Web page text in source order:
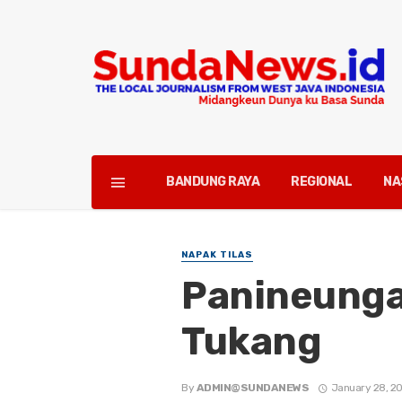
BANDUNG RAYA REGIONAL
NAPAK TILAS
Tukang
By ADMIN@SUNDANEWS January 28,